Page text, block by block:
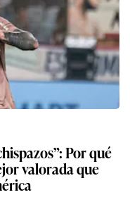
Por qué
valorada que